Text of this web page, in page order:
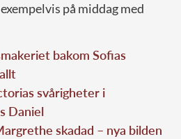
på middag med
bakom Sofias
svårigheter i
Daniel
skadad – nya bilden